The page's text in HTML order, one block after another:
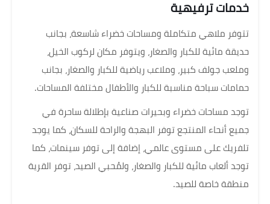
خدمات ترفيهية
تتوفر ملاهي متكاملة ومساحات خضراء شاسعة، بجانب
حديقة مائية للكبار والصغار، ويتوفر مكان لركوب الخيل،
وملعب جولف كبير، وملاعب رياضية للكبار والصغار، بجانب
حمامات سباحة مناسبة للكبار والأطفال مختلفة المساحات.
توجد مساحات خضراء وبحيرات صناعية بإطلالة ساحرة في
جميع أنحاء المنتجع توفر البهجة والراحة للسكان، كما يوجد
تلفريك على مستوى عالمي، إضافة إلى توفر سينمات، كما
توجد ألعاب مائية للكبار والصغار، ولمُحبي الصيد، توفر القرية
منطقة خاصة للصيد.